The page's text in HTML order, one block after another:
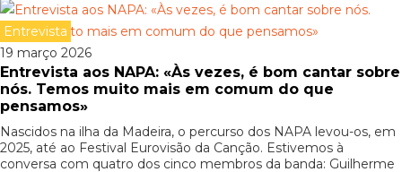
Entrevista
19 março 2026
Entrevista aos NAPA: «Às vezes, é bom cantar sobre
nós. Temos muito mais em comum do que
pensamos»
Nascidos na ilha da Madeira, o percurso dos NAPA levou-os, em
2025, até ao Festival Eurovisão da Canção. Estivemos à
conversa com quatro dos cinco membros da banda: Guilherme